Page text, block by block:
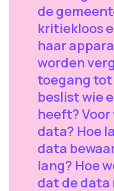
de
kritiekloos
haar
worden
toegang tot
beslist wie
heeft?
data? Hoe
data
lang? Hoe
dat de